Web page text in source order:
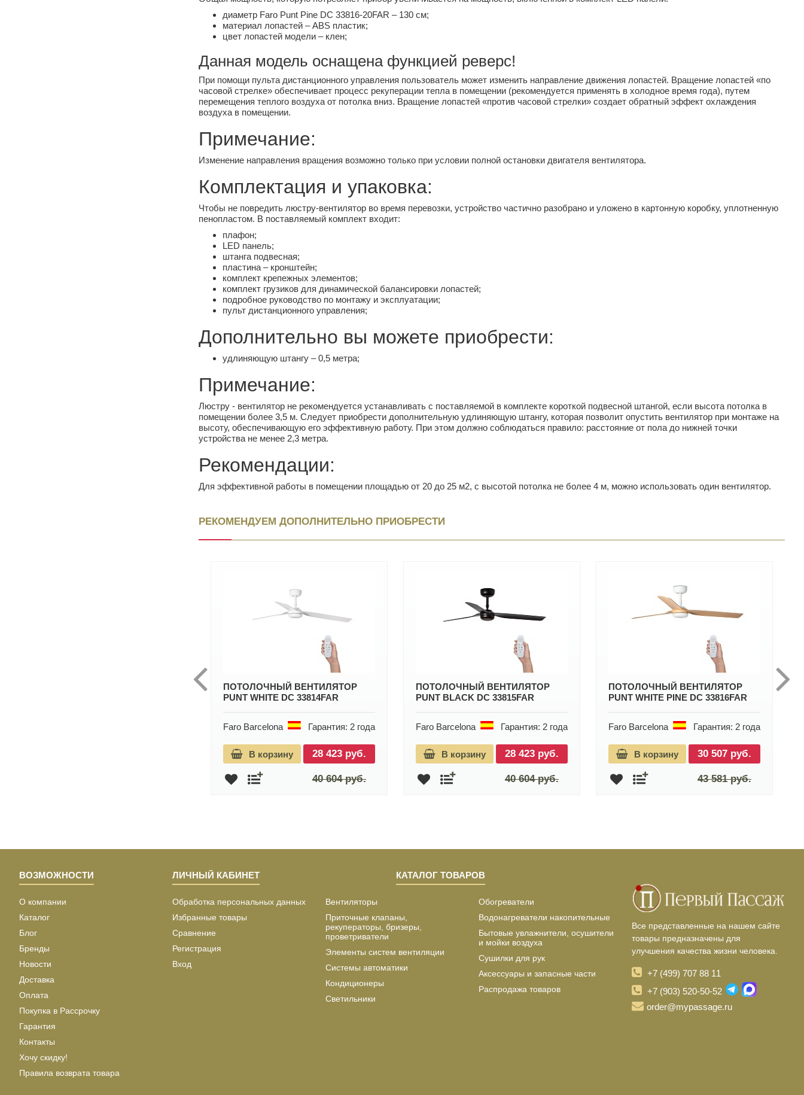
диаметр Faro Punt Pine DC 33816-20FAR – 130 см;
материал лопастей – ABS пластик;
цвет лопастей модели – клен;
Данная модель оснащена функцией реверс!
При помощи пульта дистанционного управления пользователь может изменить направление движения лопастей. Вращение лопастей «по
часовой стрелке» обеспечивает процесс рекуперации тепла в помещении (рекомендуется применять в холодное время года), путем
перемещения теплого воздуха от потолка вниз. Вращение лопастей «против часовой стрелки» создает обратный эффект охлаждения
воздуха в помещении.
Примечание:
Изменение направления вращения возможно только при условии полной остановки двигателя вентилятора.
Комплектация и упаковка:
Чтобы не повредить люстру-вентилятор во время перевозки, устройство частично разобрано и уложено в картонную коробку, уплотненную
пенопластом. В поставляемый комплект входит:
плафон;
LED панель;
штанга подвесная;
пластина – кронштейн;
комплект крепежных элементов;
комплект грузиков для динамической балансировки лопастей;
подробное руководство по монтажу и эксплуатации;
пульт дистанционного управления;
Дополнительно вы можете приобрести:
удлиняющую штангу – 0,5 метра;
Примечание:
Люстру - вентилятор не рекомендуется устанавливать с поставляемой в комплекте короткой подвесной штангой, если высота потолка в
помещении более 3,5 м. Следует приобрести дополнительную удлиняющую штангу, которая позволит опустить вентилятор при монтаже на
высоту, обеспечивающую его эффективную работу. При этом должно соблюдаться правило: расстояние от пола до нижней точки
устройства не менее 2,3 метра.
Рекомендации:
Для эффективной работы в помещении площадью от 20 до 25 м2, с высотой потолка не более 4 м, можно использовать один вентилятор.
РЕКОМЕНДУЕМ ДОПОЛНИТЕЛЬНО ПРИОБРЕСТИ
ПОТОЛОЧНЫЙ ВЕНТИЛЯТОР
PUNT WHITE DC 33814FAR
Faro Barcelona Гарантия: 2 года
28 423 руб.
40 604 руб.
В корзину
ПОТОЛОЧНЫЙ ВЕНТИЛЯТОР
PUNT BLACK DC 33815FAR
Faro Barcelona Гарантия: 2 года
28 423 руб.
40 604 руб.
В корзину
ПОТОЛОЧНЫЙ ВЕНТИЛЯТОР
PUNT WHITE PINE DC 33816FAR
Faro Barcelona Гарантия: 2 года
30 507 руб.
43 581 руб.
В корзину
ВОЗМОЖНОСТИ
О компании
Каталог
Блог
Бренды
Новости
Доставка
Оплата
Покупка в Рассрочку
Гарантия
Контакты
Хочу скидку!
Правила возврата товара
ЛИЧНЫЙ КАБИНЕТ
Обработка персональных данных
Избранные товары
Сравнение
Регистрация
Вход
КАТАЛОГ ТОВАРОВ
Вентиляторы
Приточные клапаны,
рекуператоры, бризеры,
проветриватели
Элементы систем вентиляции
Системы автоматики
Кондиционеры
Светильники
Обогреватели
Водонагреватели накопительные
Бытовые увлажнители, осушители
и мойки воздуха
Сушилки для рук
Аксессуары и запасные части
Распродажа товаров
Все представленные на нашем сайте
товары предназначены для
улучшения качества жизни человека.
+7 (499) 707 88 11
+7 (903) 520-50-52
order@mypassage.ru